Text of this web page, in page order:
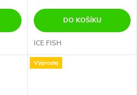
DO KOŠÍKU
ICE FISH
Výprodej